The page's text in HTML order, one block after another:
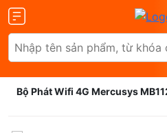
Bộ Phát Wifi 4G Mercusys